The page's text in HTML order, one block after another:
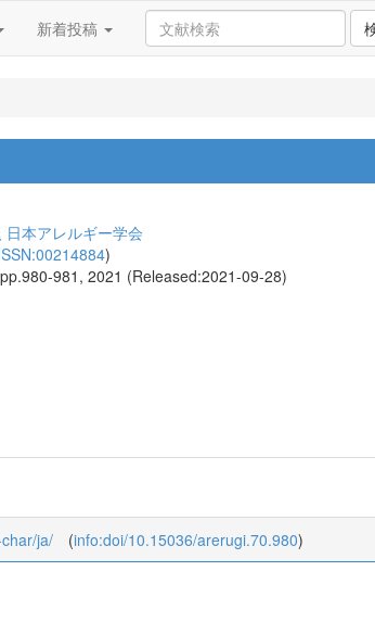
新着投稿
日本アレルギー学会
)
981, 2021 (Released:2021-09-28)
ja/ (info:doi/10.15036/arerugi.70.980)